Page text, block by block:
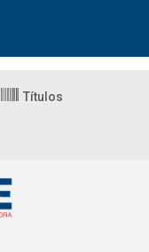
Títulos